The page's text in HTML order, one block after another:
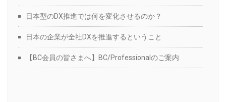
日本型のDX推進では何を変化させるのか？
日本の企業が全社DXを推進するということ
【BC会員の皆さまへ】BC/Professionalのご案内